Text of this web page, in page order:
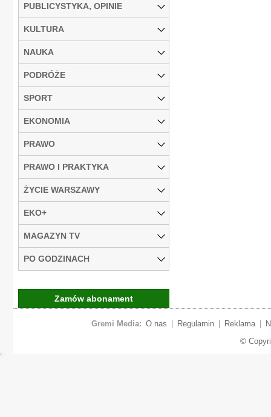
PUBLICYSTYKA, OPINIE
KULTURA
NAUKA
PODRÓŻE
SPORT
EKONOMIA
PRAWO
PRAWO I PRAKTYKA
ŻYCIE WARSZAWY
EKO+
MAGAZYN TV
PO GODZINACH
Zamów abonament
Gremi Media: O nas Regulamin Reklama
©